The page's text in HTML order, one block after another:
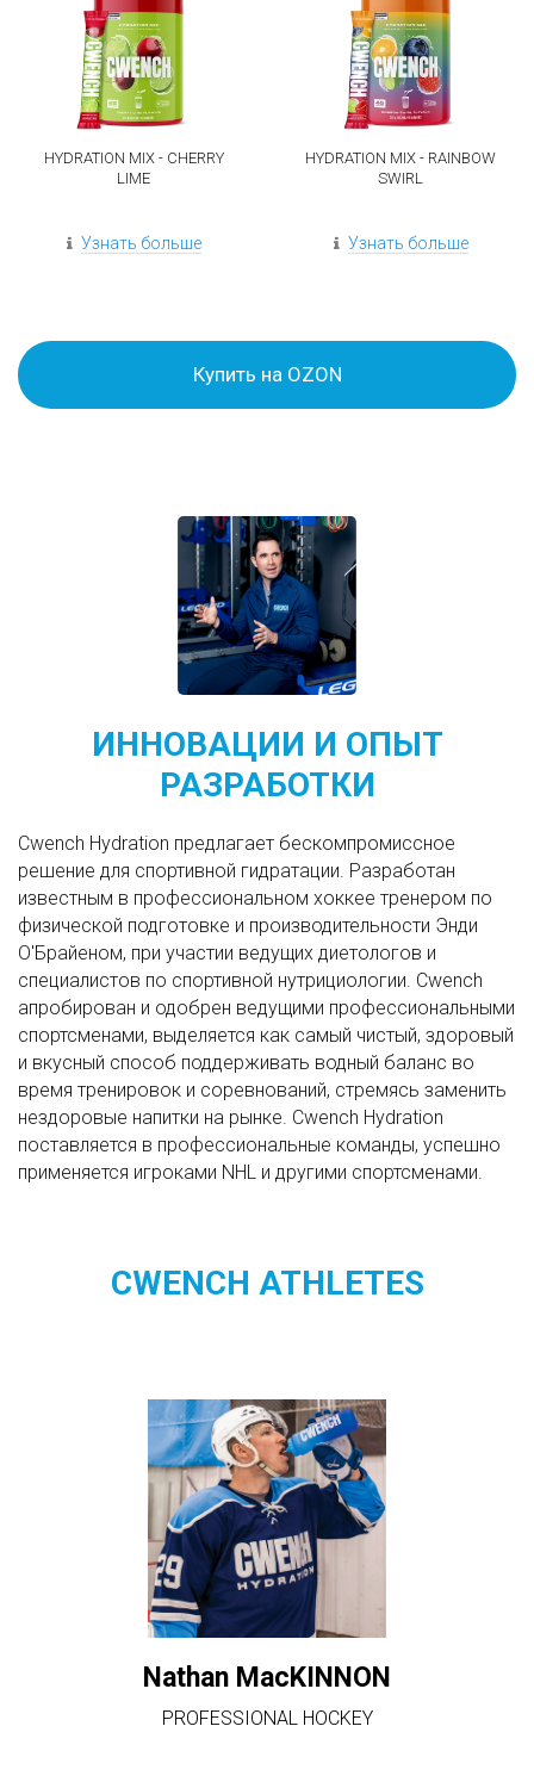
HYDRATION MIX - CHERRY
LIME
Узнать больше
HYDRATION MIX - RAINBOW
SWIRL
Узнать больше
Купить на OZON
ИННОВАЦИИ И ОПЫТ
РАЗРАБОТКИ
Cwench Hydration предлагает бескомпромиссное
решение для спортивной гидратации. Разработан
известным в профессиональном хоккее тренером по
физической подготовке и производительности Энди
О'Брайеном, при участии ведущих диетологов и
специалистов по спортивной нутрициологии. Cwench
апробирован и одобрен ведущими профессиональными
спортсменами, выделяется как самый чистый, здоровый
и вкусный способ поддерживать водный баланс во
время тренировок и соревнований, стремясь заменить
нездоровые напитки на рынке. Cwench Hydration
поставляется в профессиональные команды, успешно
применяется игроками NHL и другими спортсменами.
CWENCH ATHLETES
Nathan MacKINNON
PROFESSIONAL HOCKEY